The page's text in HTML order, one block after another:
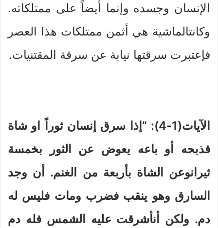
الإنسان وجسده وإنما أيضاً على ممتلكاته.
وكانتالماشية هي أثمن ممتلكات هذا العصر
فإعتبرت سرقتها نيابة عن سرقة المقتنيات.
الآيات(1-4): “إذا سرق إنسان ثوراً او شاة
فذبحه أو باعه يعوض عن الثور بخمسة
ثيرانوعن الشاة بأربعة من الغنم. أن وجد
السارق وهو ينقب فضرب ومات فليس له
دم. ولكن أنأشرقت عليه الشمس فله دم